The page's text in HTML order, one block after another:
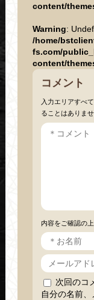
content/
Warning:
/home/
fs.com/
content/
コメント
入力エリアすべ
ることはありませ
内容をご確認の
次回のコ
自分の名前